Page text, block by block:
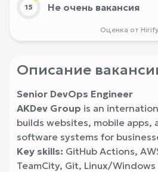
15 Не очень вакансия
Оценка от
Описание
Senior DevOps Engineer
AKDev Group is an
builds websites, mobile apps,
software systems for
Key skills: GitHub Actions,
TeamCity, Git, Linux/